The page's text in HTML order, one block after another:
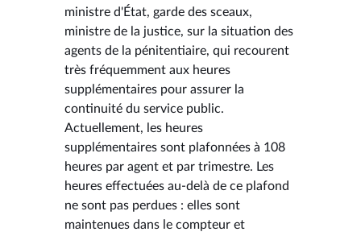
ministre d'État, garde des sceaux,
ministre de la justice, sur la situation des
agents de la pénitentiaire, qui recourent
très fréquemment aux heures
supplémentaires pour assurer la
continuité du service public.
Actuellement, les heures
supplémentaires sont plafonnées à 108
heures par agent et par trimestre. Les
heures effectuées au-delà de ce plafond
ne sont pas perdues : elles sont
maintenues dans le compteur et